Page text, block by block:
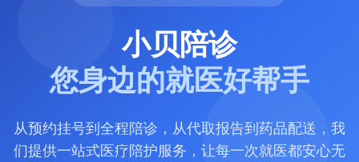
小贝陪诊
您身边的就医好帮手
从预约挂号到全程陪诊，从代取报告到药品配送，我
们提供一站式医疗陪护服务，让每一次就医都安心无